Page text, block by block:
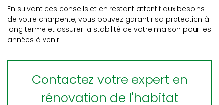
En suivant ces conseils et en restant attentif aux besoins
de votre charpente, vous pouvez garantir sa protection à
long terme et assurer la stabilité de votre maison pour les
années à venir.
Contactez votre expert en
rénovation de l'habitat